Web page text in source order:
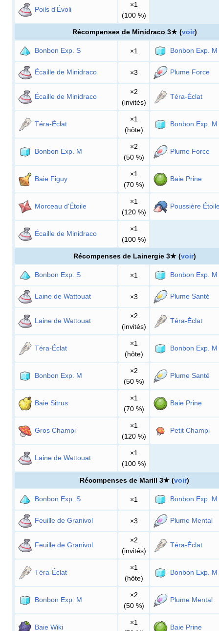
Poils d'Évoli
×1
(100 %)
Récompenses de Minidraco 3★ (voir)
Bonbon Exp. S ×1 Bonbon Exp. M
Écaille de Minidraco ×3 Plume Force
Écaille de Minidraco
×2
(invités)
Téra-Éclat
Téra-Éclat
×1
(hôte)
Bonbon Exp. M
Bonbon Exp. M
×2
(50 %)
Plume Force
Baie Figuy
×1
(70 %)
Baie Prine
Morceau d'Étoile
×1
(120 %)
Poussière
Écaille de Minidraco
×1
(100 %)
Récompenses de Lainergie 3★ (voir)
Bonbon Exp. S ×1 Bonbon Exp. M
Laine de Wattouat ×3 Plume Santé
Laine de Wattouat
×2
(invités)
Téra-Éclat
Téra-Éclat
×1
(hôte)
Bonbon Exp. M
Bonbon Exp. M
×2
(50 %)
Plume Santé
Baie Sitrus
×1
(70 %)
Baie Prine
Gros Champi
×1
(120 %)
Petit Champi
Laine de Wattouat
×1
(100 %)
Récompenses de Marill 3★ (voir)
Bonbon Exp. S ×1 Bonbon Exp. M
Feuille de Granivol ×3 Plume Mental
Feuille de Granivol
×2
(invités)
Téra-Éclat
Téra-Éclat
×1
(hôte)
Bonbon Exp. M
Bonbon Exp. M
×2
(50 %)
Plume Mental
Baie Wiki
×1
Baie Prine